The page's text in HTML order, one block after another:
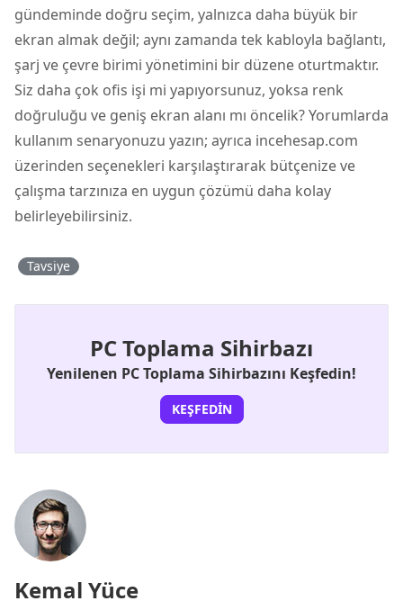
gündeminde doğru seçim, yalnızca daha büyük bir
ekran almak değil; aynı zamanda tek kabloyla bağlantı,
şarj ve çevre birimi yönetimini bir düzene oturtmaktır.
Siz daha çok ofis işi mi yapıyorsunuz, yoksa renk
doğruluğu ve geniş ekran alanı mı öncelik? Yorumlarda
kullanım senaryonuzu yazın; ayrıca incehesap.com
üzerinden seçenekleri karşılaştırarak bütçenize ve
çalışma tarzınıza en uygun çözümü daha kolay
belirleyebilirsiniz.
Tavsiye
PC Toplama Sihirbazı
Yenilenen PC Toplama Sihirbazını Keşfedin!
KEŞFEDIN
Kemal Yüce